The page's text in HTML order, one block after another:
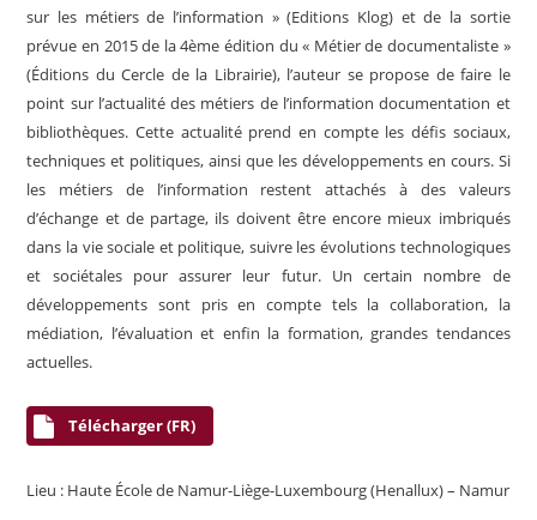
sur les métiers de l’information » (Editions Klog) et de la sortie
prévue en 2015 de la 4ème édition du « Métier de documentaliste »
(Éditions du Cercle de la Librairie), l’auteur se propose de faire le
point sur l’actualité des métiers de l’information documentation et
bibliothèques. Cette actualité prend en compte les défis sociaux,
techniques et politiques, ainsi que les développements en cours. Si
les métiers de l’information restent attachés à des valeurs
d’échange et de partage, ils doivent être encore mieux imbriqués
dans la vie sociale et politique, suivre les évolutions technologiques
et sociétales pour assurer leur futur. Un certain nombre de
développements sont pris en compte tels la collaboration, la
médiation, l’évaluation et enfin la formation, grandes tendances
actuelles.
Télécharger (FR)
Lieu : Haute École de Namur-Liège-Luxembourg (Henallux)– Namur